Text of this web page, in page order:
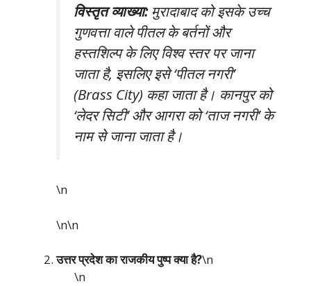
विस्तृत व्याख्या:मुरादाबाद को इसके उच्च
गुणवत्ता वाले पीतल के बर्तनों और
हस्तशिल्प के लिए विश्व स्तर पर जाना
जाता है, इसलिए इसे ‘पीतल नगरी’
(Brass City) कहा जाता है। कानपुर को
‘लेदर सिटी’ और आगरा को ‘ताज नगरी’ के
नाम से जाना जाता है।
\n
\n\n
उत्तर प्रदेश का राजकीय पुष्प क्या है?\n
\n